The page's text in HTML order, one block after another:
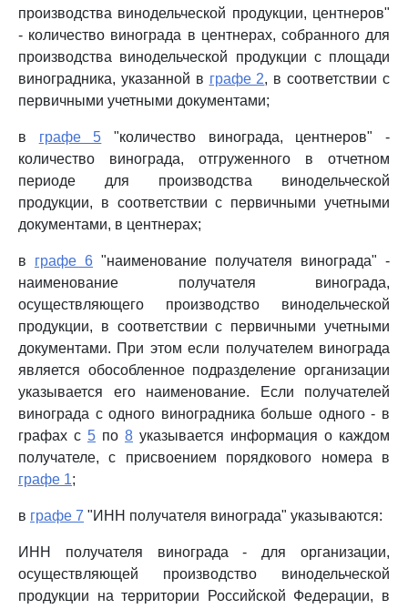
производства винодельческой продукции, центнеров"
- количество винограда в центнерах, собранного для
производства винодельческой продукции с площади
виноградника, указанной в графе 2, в соответствии с
первичными учетными документами;
в графе 5 "количество винограда, центнеров" -
количество винограда, отгруженного в отчетном
периоде для производства винодельческой
продукции, в соответствии с первичными учетными
документами, в центнерах;
в графе 6 "наименование получателя винограда" -
наименование получателя винограда,
осуществляющего производство винодельческой
продукции, в соответствии с первичными учетными
документами. При этом если получателем винограда
является обособленное подразделение организации
указывается его наименование. Если получателей
винограда с одного виноградника больше одного - в
графах с 5 по 8 указывается информация о каждом
получателе, с присвоением порядкового номера в
графе 1;
в графе 7 "ИНН получателя винограда" указываются:
ИНН получателя винограда - для организации,
осуществляющей производство винодельческой
продукции на территории Российской Федерации, в